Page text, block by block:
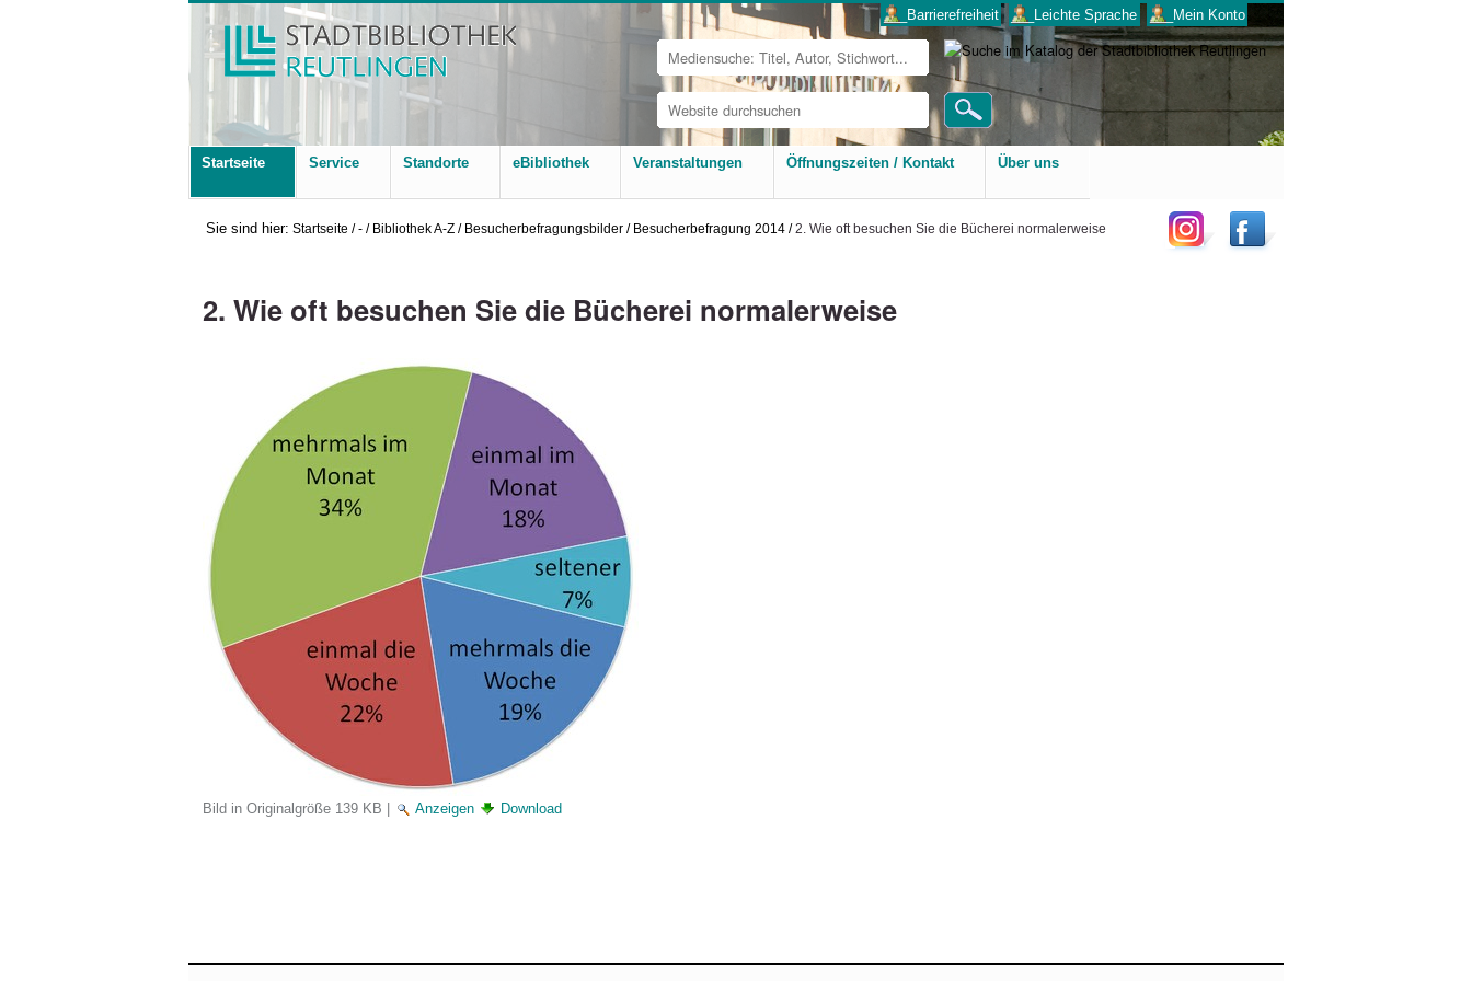
Website
durchsuchen
Erweiterte
Suche…
___Barrierefreiheit ___Leichte Sprache ___Mein Konto
Startseite Service Standorte eBibliothek Veranstaltungen Öffnungszeiten / Kontakt Über uns
Sie sind hier: Startseite /- / Bibliothek A-Z / Besucherbefragungsbilder / Besucherbefragung 2014 /2. Wie oft besuchen Sie die Bücherei normalerweise
2. Wie oft besuchen Sie die Bücherei normalerweise
Bild in Originalgröße 139 KB Anzeigen Download